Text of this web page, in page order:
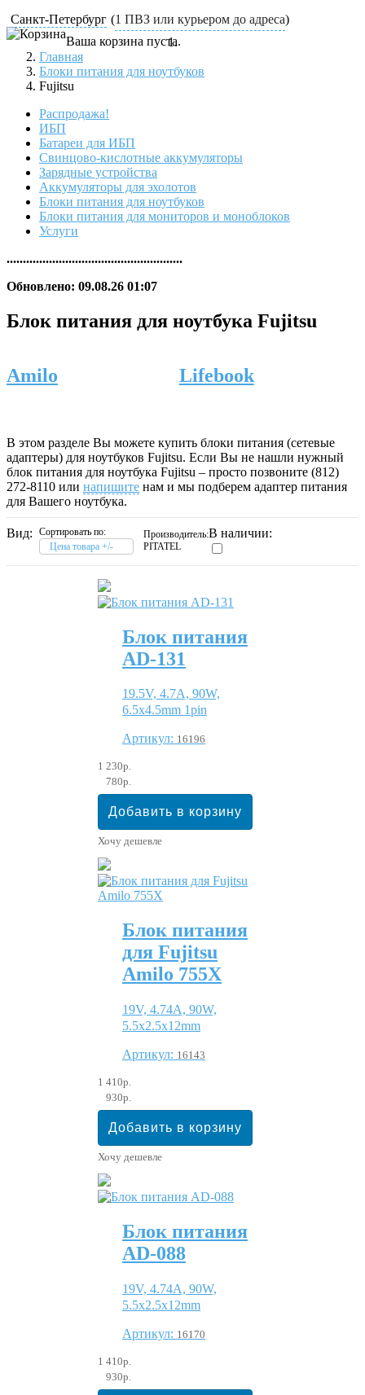
Санкт-Петербург (1 ПВЗ или курьером до адреса)
Ваша корзина пуста.
Главная
Блоки питания для ноутбуков
Fujitsu
Распродажа!
ИБП
Батареи для ИБП
Свинцово-кислотные аккумуляторы
Зарядные устройства
Аккумуляторы для эхолотов
Блоки питания для ноутбуков
Блоки питания для мониторов и моноблоков
Услуги
......................................................
Обновлено: 09.08.26 01:07
Блок питания для ноутбука Fujitsu
Amilo Lifebook
В этом разделе Вы можете купить блоки питания (сетевые
адаптеры) для ноутбуков Fujitsu. Если Вы не нашли нужный
блок питания для ноутбука Fujitsu – просто позвоните (812)
272-8110 или напишите нам и мы подберем адаптер питания
для Вашего ноутбука.
Вид:
Сортировать по:
Цена товара +/-
Производитель:
PITATEL
В наличии:
Блок питания
AD-131
19.5V, 4.7A, 90W,
6.5x4.5mm 1pin
Артикул: 16196
1 230р.
780р.
Хочу дешевле
Блок питания
для Fujitsu
Amilo 755X
19V, 4.74A, 90W,
5.5x2.5x12mm
Артикул: 16143
1 410р.
930р.
Хочу дешевле
Блок питания
AD-088
19V, 4.74A, 90W,
5.5x2.5x12mm
Артикул: 16170
1 410р.
930р.